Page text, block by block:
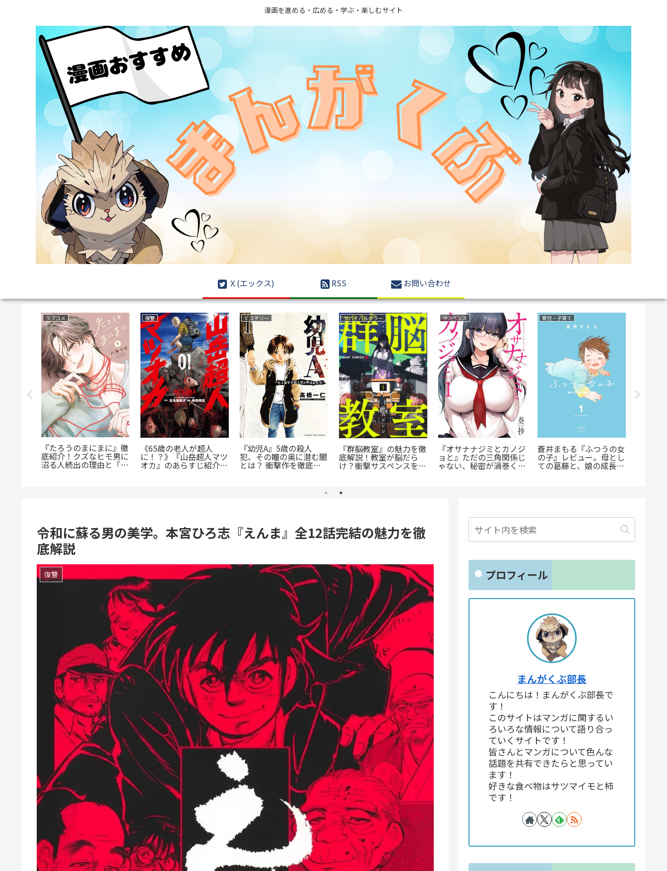
漫画を進める・広める・学ぶ・楽しむサイト
Ｘ(エックス) RSS お問い合わせ
野球
『斜陽に恋う』憧れの先
輩が恋したのは「弟の彼
氏」だった…？切なすぎ
ファンタジー
あの感動をもう一度！
『D・N・ANGEL』正統
続編『DDNAngels』の
恋愛
公私で変わる凄まじいギ
ャップ『志乃と恋』のあ
らすじ徹底紹介！甘くて
復讐
『罰』全てを失った男の
怒りが爆発する。ノンス
トップ・バイオレンスア
クションを徹底紹介
異世界もの(転生・転移・成り上がり・異世界ファンタジー)
「花言葉」と連携する転
生ファンタジー：『君に
贈るキヅタ』完全解説
ファンタジー
『捕虜英雄』完全解説！
最底辺から駆け上がる至
高のカタルシス
令和に蘇る男の美学。本宮ひろ志『えんま』全12話完結の魅力を徹
底解説
復讐 プロフィール
まんがくぶ部長
こんにちは！まんがくぶ部長で
す！
このサイトはマンガに関するい
ろいろな情報について語り合っ
ていくサイトです！
皆さんとマンガについて色んな
話題を共有できたらと思ってい
ます！
好きな食べ物はサツマイモと柿
です！